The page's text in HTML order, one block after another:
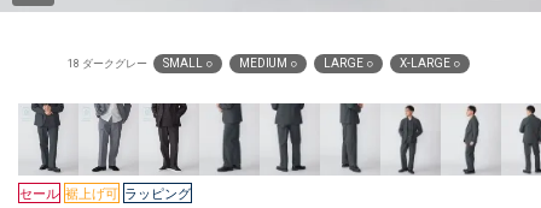
18 ダークグレー SMALL ○ MEDIUM ○ LARGE ○ X-LARGE ○
セール 裾上げ可 ラッピング